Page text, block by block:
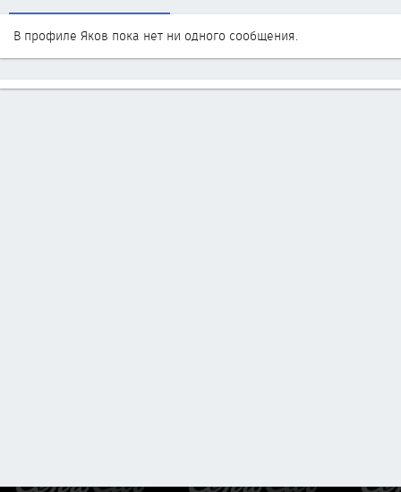
В профиле Яков пока нет ни одного сообщения.